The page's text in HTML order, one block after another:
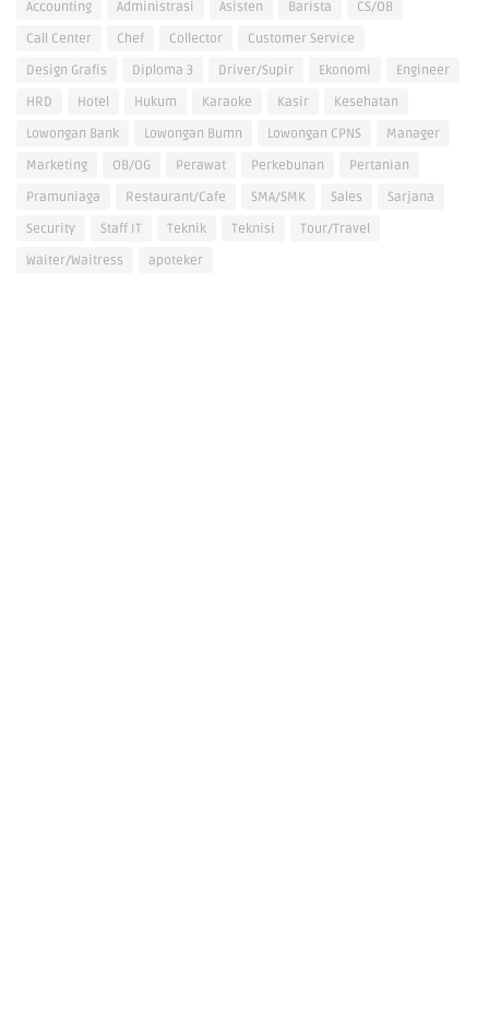
Accounting Administrasi Asisten Barista
CS/OB
Call Center
Chef Collector
Customer Service
Design Grafis
Diploma 3 Driver/Supir Ekonomi
Engineer
HRD
Hotel Hukum Karaoke Kasir
Kesehatan
Lowongan Bank
Lowongan Bumn Lowongan CPNS
Manager
Marketing
OB/OG Perawat Perkebunan
Pertanian
Pramuniaga
Restaurant/Cafe SMA/SMK Sales
Sarjana
Security
Staff IT Teknik Teknisi
Tour/Travel
Waiter/Waitress
apoteker